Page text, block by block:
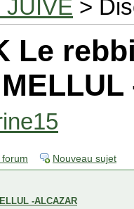
JUIVE >
Le
forum Nouveau sujet
-ALCAZAR